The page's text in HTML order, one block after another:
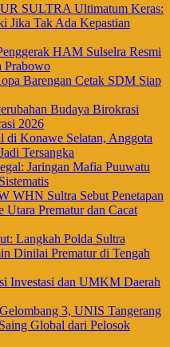
SULTRA Ultimatum Keras:
Jika Tak Ada Kepastian
HAM Sulselra Resmi
Prabowo
Barengan Cetak SDM Siap
Budaya Birokrasi
2026
di Konawe Selatan, Anggota
Tersangka
Jaringan Mafia Puuwatu
WHN Sultra Sebut Penetapan
Prematur dan Cacat
Langkah Polda Sultra
Dinilai Prematur di Tengah
Investasi dan UMKM Daerah
3, UNIS Tangerang
Global dari Pelosok